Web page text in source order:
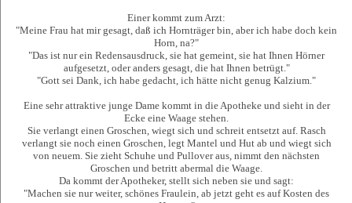
Einer kommt zum Arzt:
"Meine Frau hat mir gesagt, daß ich Hornträger bin, aber ich habe doch kein
Horn, na?"
"Das ist nur ein Redensausdruck, sie hat gemeint, sie hat Ihnen Hörner
aufgesetzt, oder anders gesagt, die hat Ihnen betrügt."
"Gott sei Dank, ich habe gedacht, ich hätte nicht genug Kalzium."
Eine sehr attraktive junge Dame kommt in die Apotheke und sieht in der
Ecke eine Waage stehen.
Sie verlangt einen Groschen, wiegt sich und schreit entsetzt auf. Rasch
verlangt sie noch einen Groschen, legt Mantel und Hut ab und wiegt sich
von neuem. Sie zieht Schuhe und Pullover aus, nimmt den nächsten
Groschen und betritt abermal die Waage.
Da kommt der Apotheker, stellt sich neben sie und sagt:
"Machen sie nur weiter, schönes Fraulein, ab jetzt geht es auf Kosten des